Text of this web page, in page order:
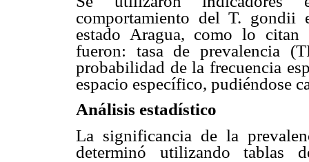
comportamiento del T. gondii
estado Aragua, como lo
fueron: tasa de prevalencia
probabilidad de la frecuencia
espacio específico, pudiéndose
Análisis estadístico
La significancia de la
determinó utilizando tablas